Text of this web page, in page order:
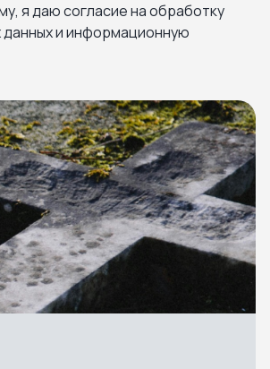
я даю согласие на обработку
и информационную